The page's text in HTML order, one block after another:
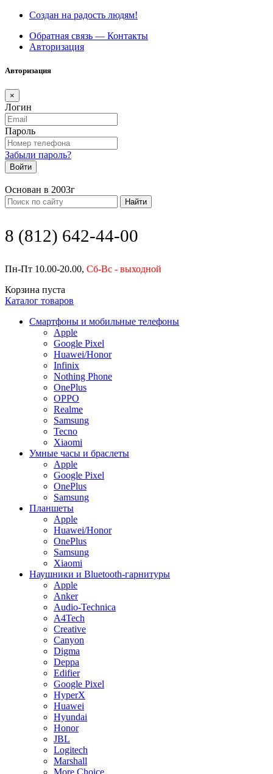
Создан на радость людям!
Обратная связь — Контакты
Авторизация
Авторизация
×
Логин
Пароль
Забыли пароль?
Войти
Основан в 2003г
Найти
8 (812) 642-44-00
Пн-Пт 10.00-20.00, Сб-Вс - выходной
Корзина пуста
Каталог товаров
Смартфоны и мобильные телефоны
Apple
Google Pixel
Huawei/Honor
Infinix
Nothing Phone
OnePlus
OPPO
Realme
Samsung
Tecno
Xiaomi
Умные часы и браслеты
Apple
Google Pixel
OnePlus
Samsung
Планшеты
Apple
Huawei/Honor
OnePlus
Samsung
Xiaomi
Наушники и Bluetooth-гарнитуры
Apple
Anker
Audio-Technica
A4Tech
Creative
Canyon
Digma
Deppa
Edifier
Google Pixel
HyperX
Huawei
Hyundai
Honor
JBL
Logitech
Marshall